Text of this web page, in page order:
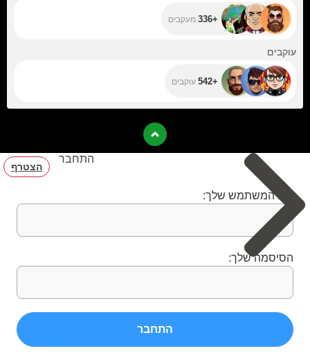
+336 מעקבים
עוקבים
+542 עוקבים
התחבר
הצטרף
שם המשתמש שלך:
הסיסמה שלך:
התחבר